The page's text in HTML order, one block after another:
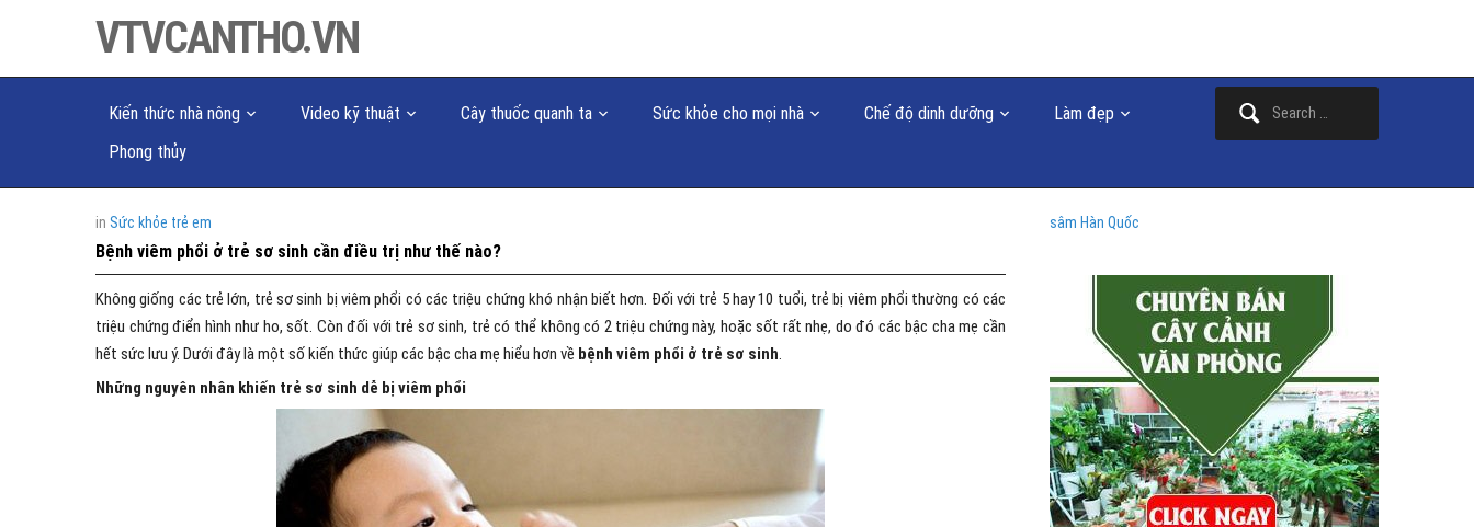
VTVCANTHO.VN
Kiến thức nhà nông Video kỹ thuật Cây thuốc quanh ta Sức khỏe cho mọi nhà Chế độ dinh dưỡng
Làm đẹp
Phong thủy
in Sức khỏe trẻ em
Bệnh viêm phổi ở trẻ sơ sinh cần điều trị như thế nào?
Không giống các trẻ lớn, trẻ sơ sinh bị viêm phổi có các triệu chứng khó nhận biết hơn. Đối với trẻ 5 hay 10 tuổi, trẻ bị viêm phổi thường có các
triệu chứng điển hình như ho, sốt. Còn đối với trẻ sơ sinh, trẻ có thể không có 2 triệu chứng này, hoặc sốt rất nhẹ, do đó các bậc cha mẹ cần
hết sức lưu ý. Dưới đây là một số kiến thức giúp các bậc cha mẹ hiểu hơn về bệnh viêm phổi ở trẻ sơ sinh.
Những nguyên nhân khiến trẻ sơ sinh dễ bị viêm phổi
sâm Hàn Quốc